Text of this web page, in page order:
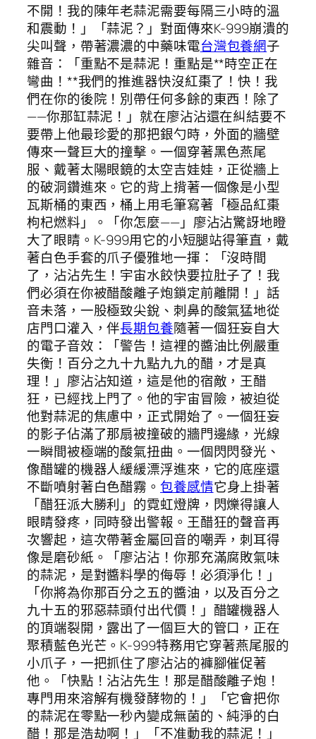
不開！我的陳年老蒜泥需要每隔三小時的溫
和震動！」「蒜泥？」對面傳來K-999崩潰的
尖叫聲，帶著濃濃的中藥味電台灣包養網子
雜音：「重點不是蒜泥！重點是**時空正在
彎曲！**我們的推進器快沒紅棗了！快！我
們在你的後院！別帶任何多餘的東西！除了
——你那缸蒜泥！」就在廖沾沾還在糾結要不
要帶上他最珍愛的那把銀勺時，外面的牆壁
傳來一聲巨大的撞擊。一個穿著黑色燕尾
服、戴著太陽眼鏡的太空吉娃娃，正從牆上
的破洞鑽進來。它的背上揹著一個像是小型
瓦斯桶的東西，桶上用毛筆寫著「極品紅棗
枸杞燃料」。「你怎麼——」廖沾沾驚訝地瞪
大了眼睛。K-999用它的小短腿站得筆直，戴
著白色手套的爪子優雅地一揮：「沒時間
了，沾沾先生！宇宙水餃快要拉肚子了！我
們必須在你被醋酸離子炮鎖定前離開！」話
音未落，一股極致尖銳、刺鼻的酸氣猛地從
店門口灌入，伴長期包養隨著一個狂妄自大
的電子音效：「警告！這裡的醬油比例嚴重
失衡！百分之九十九點九九的醋，才是真
理！」廖沾沾知道，這是他的宿敵，王醋
狂，已經找上門了。他的宇宙冒險，被迫從
他對蒜泥的焦慮中，正式開始了。一個狂妄
的影子佔滿了那扇被撞破的牆門邊緣，光線
一瞬間被極端的酸氣扭曲。一個閃閃發光、
像醋罐的機器人緩緩漂浮進來，它的底座還
不斷噴射著白色醋霧。 包養感情它身上掛著
「醋狂派大勝利」的霓虹燈牌，閃爍得讓人
眼睛發疼，同時發出警報。王醋狂的聲音再
次響起，這次帶著金屬回音的嘲弄，刺耳得
像是磨砂紙。「廖沾沾！你那充滿腐敗氣味
的蒜泥，是對醬料學的侮辱！必須淨化！」
「你將為你那百分之五的醬油，以及百分之
九十五的邪惡蒜頭付出代價！」醋罐機器人
的頂端裂開，露出了一個巨大的管口，正在
聚積藍色光芒。K-999特務用它穿著燕尾服的
小爪子，一把抓住了廖沾沾的褲腳催促著
他。「快點！沾沾先生！那是醋酸離子炮！
專門用來溶解有機發酵物的！」「它會把你
的蒜泥在零點一秒內變成無菌的、純淨的白
醋！那是浩劫啊！」「不准動我的蒜泥！」